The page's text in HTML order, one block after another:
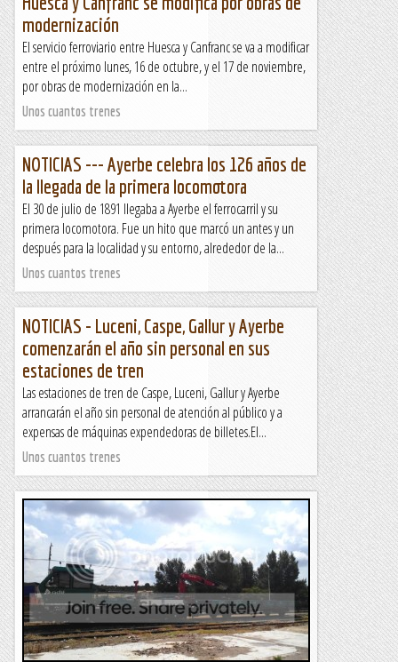
modernización
El servicio ferroviario entre Huesca y Canfranc se va a modificar
entre el próximo lunes, 16 de octubre, y el 17 de noviembre,
por obras de modernización en la...
Unos cuantos trenes
NOTICIAS --- Ayerbe celebra los 126 años de
la llegada de la primera locomotora
El 30 de julio de 1891 llegaba a Ayerbe el ferrocarril y su
primera locomotora. Fue un hito que marcó un antes y un
después para la localidad y su entorno, alrededor de la...
Unos cuantos trenes
NOTICIAS - Luceni, Caspe, Gallur y Ayerbe
comenzarán el año sin personal en sus
estaciones de tren
Las estaciones de tren de Caspe, Luceni, Gallur y Ayerbe
arrancarán el año sin personal de atención al público y a
expensas de máquinas expendedoras de billetes.El...
Unos cuantos trenes